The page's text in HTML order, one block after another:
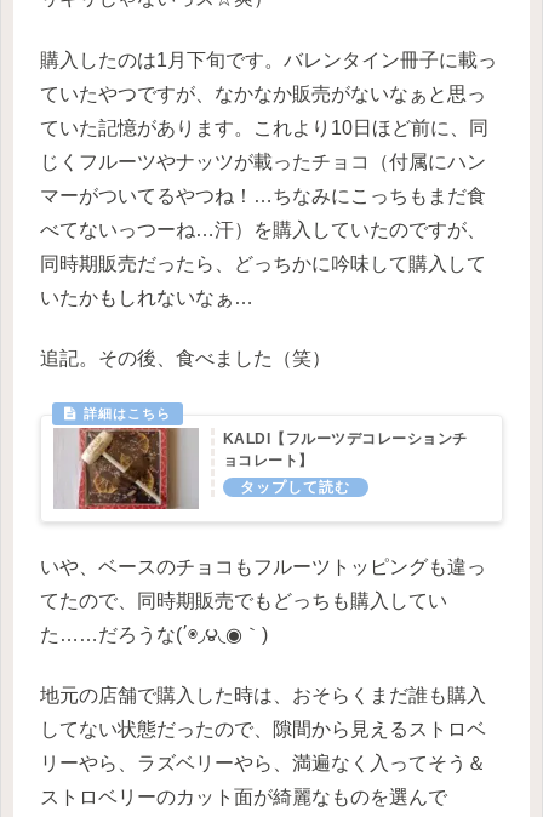
購入したのは1月下旬です。バレンタイン冊子に載っ
ていたやつですが、なかなか販売がないなぁと思っ
ていた記憶があります。これより10日ほど前に、同
じくフルーツやナッツが載ったチョコ（付属にハン
マーがついてるやつね！…ちなみにこっちもまだ食
べてないっつーね…汗）を購入していたのですが、
同時期販売だったら、どっちかに吟味して購入して
いたかもしれないなぁ…
追記。その後、食べました（笑）
KALDI【フルーツデコレーションチ
ョコレート】
いや、ベースのチョコもフルーツトッピングも違っ
てたので、同時期販売でもどっちも購入してい
た……だろうな(΄◉◞౪◟◉｀)
地元の店舗で購入した時は、おそらくまだ誰も購入
してない状態だったので、隙間から見えるストロベ
リーやら、ラズベリーやら、満遍なく入ってそう＆
ストロベリーのカット面が綺麗なものを選んで